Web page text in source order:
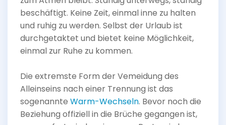
beschäftigt. Keine Zeit, einmal inne zu halten
und ruhig zu werden. Selbst der Urlaub ist
durchgetaktet und bietet keine Möglichkeit,
einmal zur Ruhe zu kommen.
Die extremste Form der Vemeidung des
Alleinseins nach einer Trennung ist das
sogenannte Warm-Wechseln. Bevor noch die
Beziehung offiziell in die Brüche gegangen ist,